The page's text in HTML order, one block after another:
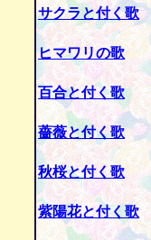
サクラと付く歌
ヒマワリの歌
百合と付く歌
薔薇と付く歌
秋桜と付く歌
紫陽花と付く歌